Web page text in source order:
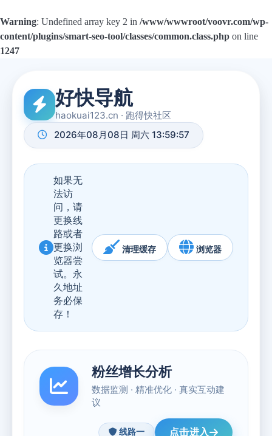
Warning: Undefined array key 2 in /www/wwwroot/voovr.com/wp-
content/plugins/smart-seo-tool/classes/common.class.php on line
1247